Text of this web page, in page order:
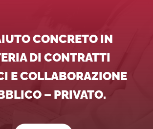
CONCRETO IN
DI CONTRATTI
E COLLABORAZIONE
– PRIVATO.